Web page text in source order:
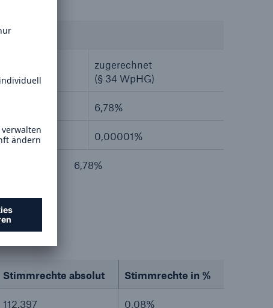
zugerechnet
(§ 34 WpHG)
6,78%
0,00001%
6,78%
Stimmrechte absolut Stimmrechte in %
112.397 0,08%